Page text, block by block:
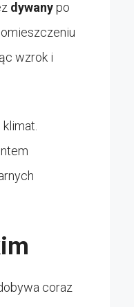
dywanypo
wzrok i
coraz